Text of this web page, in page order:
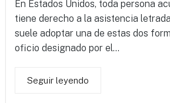
En Estados Unidos, toda persona
tiene derecho a la asistencia
suele adoptar una de estas dos
oficio designado por el...
Seguir leyendo